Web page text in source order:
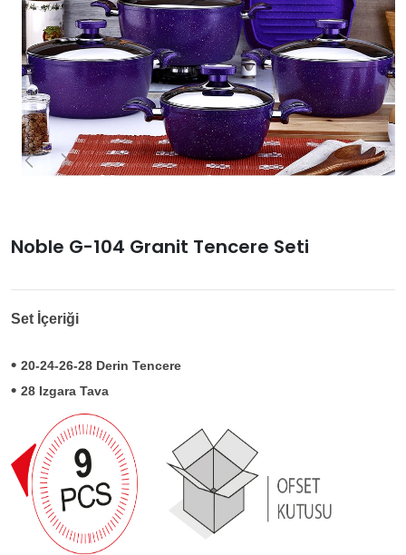
Noble G-104 Granit Tencere Seti
Set İçeriği
• 20-24-26-28 Derin Tencere
• 28 Izgara Tava